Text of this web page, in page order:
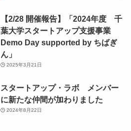
【2/28 開催報告】「2024年度 千
葉大学スタートアップ支援事業
Demo Day supported by ちばぎ
ん」
2025年3月21日
スタートアップ・ラボ メンバー
に新たな仲間が加わりました
2024年8月22日